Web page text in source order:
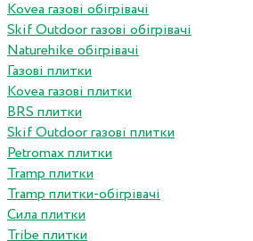
Kovea газові обігрівачі
Skif Outdoor газові обігрівачі
Naturehike обігрівачі
Газові плитки
Kovea газові плитки
BRS плитки
Skif Outdoor газові плитки
Petromax плитки
Tramp плитки
Tramp плитки-обігрівачі
Сила плитки
Tribe плитки